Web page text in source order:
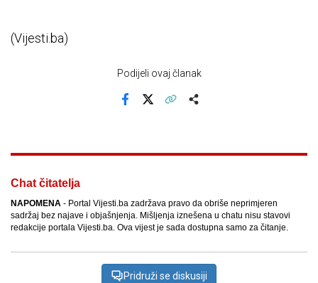
(Vijesti.ba)
Podijeli ovaj članak
Chat čitatelja
NAPOMENA - Portal Vijesti.ba zadržava pravo da obriše neprimjeren
sadržaj bez najave i objašnjenja. Mišljenja iznešena u chatu nisu stavovi
redakcije portala Vijesti.ba. Ova vijest je sada dostupna samo za čitanje.
Pridruži se diskusiji